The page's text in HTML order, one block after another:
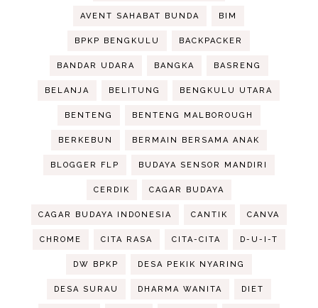
AVENT SAHABAT BUNDA BIM
BPKP BENGKULU BACKPACKER
BANDAR UDARA BANGKA BASRENG
BELANJA BELITUNG BENGKULU UTARA
BENTENG BENTENG MALBOROUGH
BERKEBUN BERMAIN BERSAMA ANAK
BLOGGER FLP BUDAYA SENSOR MANDIRI
CERDIK CAGAR BUDAYA
CAGAR BUDAYA INDONESIA CANTIK CANVA
CHROME CITA RASA CITA-CITA D-U-I-T
DW BPKP DESA PEKIK NYARING
DESA SURAU DHARMA WANITA DIET